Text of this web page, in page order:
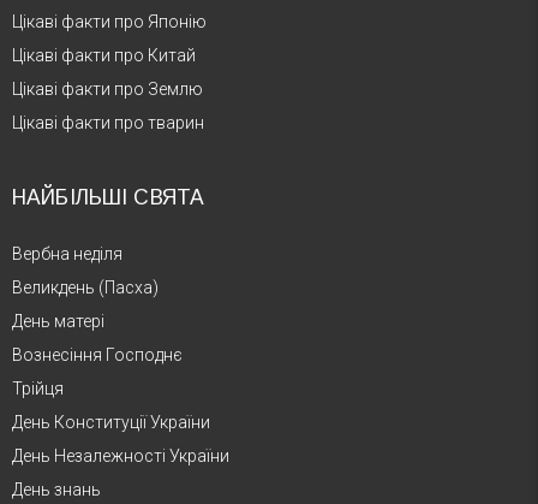
Цікаві факти про Японію
Цікаві факти про Китай
Цікаві факти про Землю
Цікаві факти про тварин
НАЙБІЛЬШІ СВЯТА
Вербна неділя
Великдень (Пасха)
День матері
Вознесіння Господнє
Трійця
День Конституції України
День Незалежності України
День знань